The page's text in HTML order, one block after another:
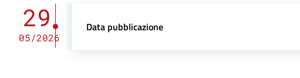
29
05/2026
Data pubblicazione